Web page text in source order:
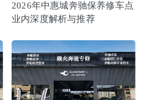
2026年中惠城奔驰保养修车点
业内深度解析与推荐